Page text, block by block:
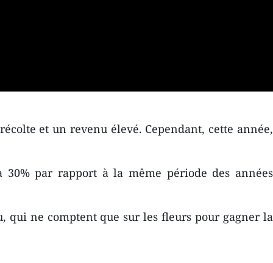
et un revenu élevé. Cependant, cette année,
par rapport à la même période des années
qui ne comptent que sur les fleurs pour gagner la